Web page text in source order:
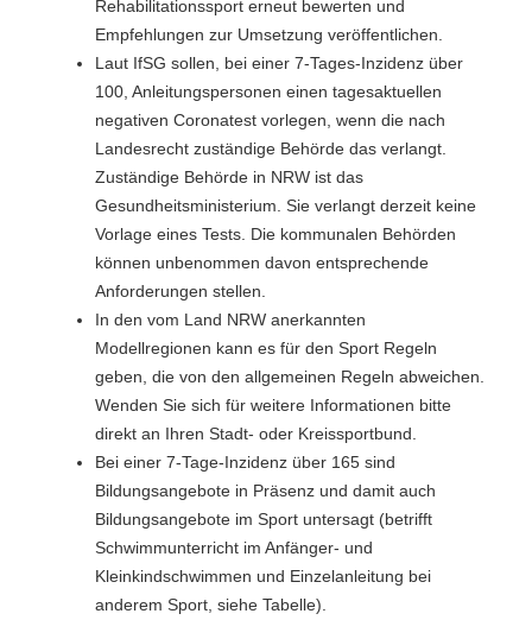
Rehabilitationssport erneut bewerten und
Empfehlungen zur Umsetzung veröffentlichen.
Laut IfSG sollen, bei einer 7-Tages-Inzidenz über
100, Anleitungspersonen einen tagesaktuellen
negativen Coronatest vorlegen, wenn die nach
Landesrecht zuständige Behörde das verlangt.
Zuständige Behörde in NRW ist das
Gesundheitsministerium. Sie verlangt derzeit keine
Vorlage eines Tests. Die kommunalen Behörden
können unbenommen davon entsprechende
Anforderungen stellen.
In den vom Land NRW anerkannten
Modellregionen kann es für den Sport Regeln
geben, die von den allgemeinen Regeln abweichen.
Wenden Sie sich für weitere Informationen bitte
direkt an Ihren Stadt- oder Kreissportbund.
Bei einer 7-Tage-Inzidenz über 165 sind
Bildungsangebote in Präsenz und damit auch
Bildungsangebote im Sport untersagt (betrifft
Schwimmunterricht im Anfänger- und
Kleinkindschwimmen und Einzelanleitung bei
anderem Sport, siehe Tabelle).